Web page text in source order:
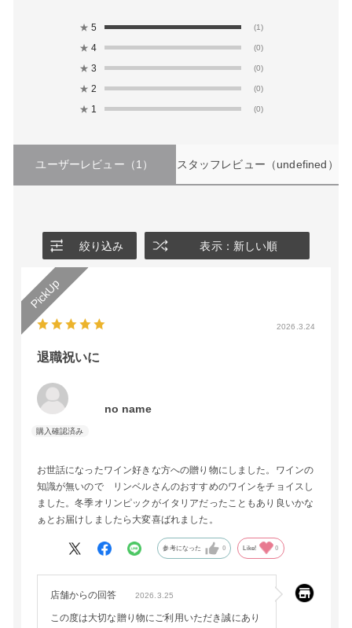
★ 5 (1)
★ 4 (0)
★ 3 (0)
★ 2 (0)
★ 1 (0)
ユーザーレビュー （1） スタッフレビュー （undefined）
絞り込み 表示：新しい順
2026.3.24
退職祝いに
no name
お世話になったワイン好きな方への贈り物にしました。ワインの
知識が無いので リンベルさんのおすすめのワインをチョイスし
ました。冬季オリンピックがイタリアだったこともあり良いかな
ぁとお届けしましたら大変喜ばれました。
参考になった 0 Like! 0
店舗からの回答 2026.3.25
この度は大切な贈り物にご利用いただき誠にあり